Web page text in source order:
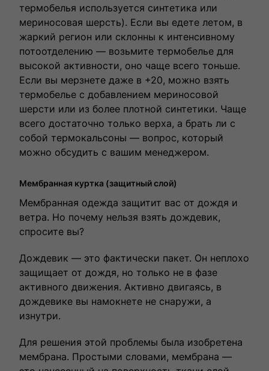
термобелья используется синтетика или
мериносовая шерсть). Если вы едете летом, в
жаркий регион или склонны к интенсивному
потоотделению — возьмите термобелье для
высокой активности, оно чаще всего тоньше.
Если вы мерзнете даже в +20, можно взять
термобелье с добавлением мериносовой
шерсти или из более плотной синтетики. Чаще
всего достаточно только верха, а брать ли с
собой термокальсоны — вопрос, который
можно обсудить с вашим менеджером.
Мембранная куртка (защитный слой)
Мембранная одежда защитит вас от дождя и
ветра. Но почему нельзя взять дождевик,
спросите вы?
Дождевик — это фактически пакет. Он неплохо
защищает от дождя, но только не в фазе
активного движения. Активно двигаясь, в
дождевике вы намокнете не снаружи, а
изнутри.
Для решения этой проблемы была изобретена
мембрана. Простыми словами, мембрана —